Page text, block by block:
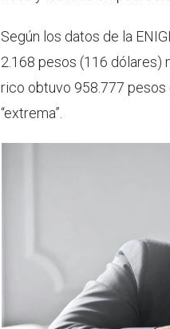
Según los datos de la
2.168 pesos (116 dólares)
rico obtuvo 958.777 pesos
“extrema”.